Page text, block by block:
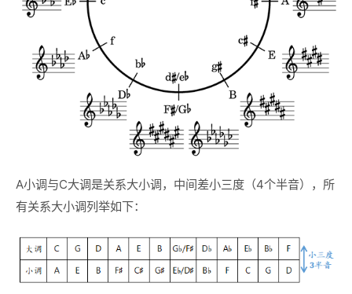
A小调与C大调是关系大小调，中间差小三度（4个半音），所
有关系大小调列举如下：